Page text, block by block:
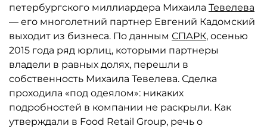
петербургского миллиардера Михаила Тевелева
— его многолетний партнер Евгений Кадомский
выходит из бизнеса. По данным СПАРК, осенью
2015 года ряд юрлиц, которыми партнеры
владели в равных долях, перешли в
собственность Михаила Тевелева. Сделка
проходила «под одеялом»: никаких
подробностей в компании не раскрыли. Как
утверждали в Food Retail Group, речь о